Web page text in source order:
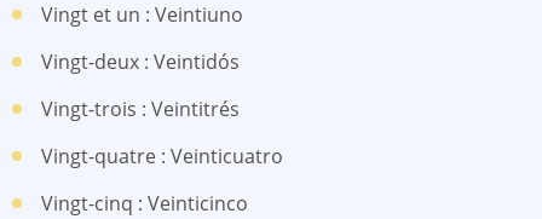
Vingt et un : Veintiuno
Vingt-deux : Veintidós
Vingt-trois : Veintitrés
Vingt-quatre : Veinticuatro
Vingt-cinq : Veinticinco